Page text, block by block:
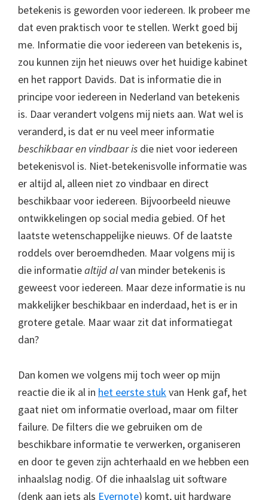
betekenis is geworden voor iedereen. Ik probeer me
dat even praktisch voor te stellen. Werkt goed bij
me. Informatie die voor iedereen van betekenis is,
zou kunnen zijn het nieuws over het huidige kabinet
en het rapport Davids. Dat is informatie die in
principe voor iedereen in Nederland van betekenis
is. Daar verandert volgens mij niets aan. Wat wel is
veranderd, is dat er nu veel meer informatie
beschikbaar en vindbaar is die niet voor iedereen
betekenisvol is. Niet-betekenisvolle informatie was
er altijd al, alleen niet zo vindbaar en direct
beschikbaar voor iedereen. Bijvoorbeeld nieuwe
ontwikkelingen op social media gebied. Of het
laatste wetenschappelijke nieuws. Of de laatste
roddels over beroemdheden. Maar volgens mij is
die informatiealtijd alvan minder betekenis is
geweest voor iedereen. Maar deze informatie is nu
makkelijker beschikbaar en inderdaad, het is er in
grotere getale. Maar waar zit dat informatiegat
dan?
Dan komen we volgens mij toch weer op mijn
reactie die ik al in het eerste stukvan Henk gaf, het
gaat niet om informatie overload, maar om filter
failure. De filters die we gebruiken om de
beschikbare informatie te verwerken, organiseren
en door te geven zijn achterhaald en we hebben een
inhaalslag nodig. Of die inhaalslag uit software
(denk aan iets als Evernote) komt, uit hardware